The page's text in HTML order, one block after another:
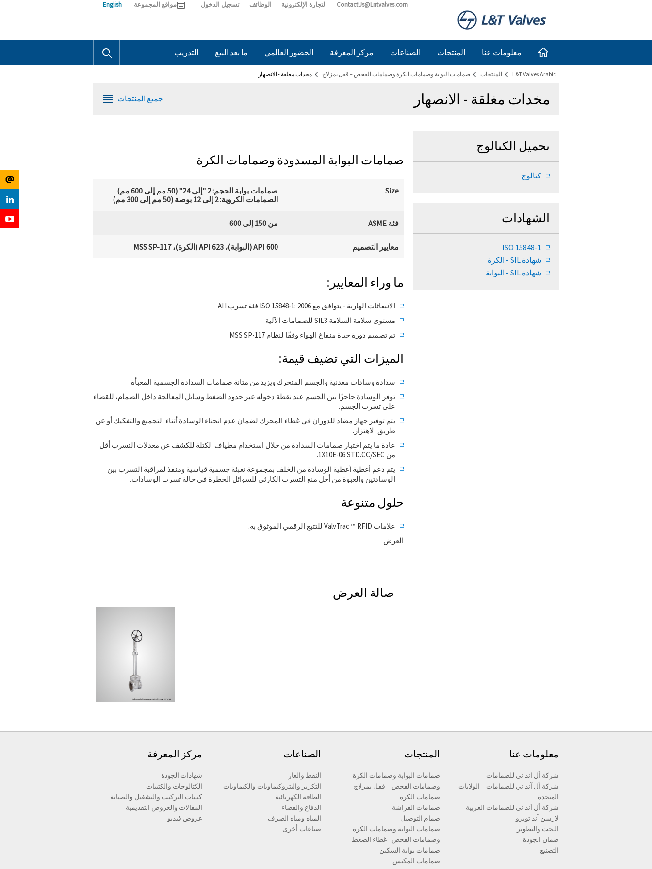
ContactUs@Lntvalves.com التجارة الإلكترونية الوظائف تسجيل الدخول مواقع المجموعة English
معلومات عنا المنتجات الصناعات مركز المعرفة الحضور العالمي ما بعد البيع التدريب
ContactUs@Lntvalves.com
التجارة
الوظائف
Login
L&T Valves Arabic المنتجات صمامات البوابة وصمامات الكرة وصمامات الفحص – قفل بمزلاج مخدات مغلقة - الانصهار
مخدات مغلقة - الانصهار جميع المنتجات
صمامات البوابة المسدودة وصمامات الكرة
Size
صمامات بوابة الحجم: 2 "إلى 24" (50 مم إلى 600 مم)
الصمامات الكروية: 2 إلى 12 بوصة (50 مم إلى 300 مم)
فئة ASME من 150 إلى 600
معايير التصميم API 600 (البوابة)، API 623 (الكرة)، MSS SP-117
ما وراء المعايير:
الانبعاثات الهاربة - يتوافق مع ISO 15848-1: 2006 فئة تسرب AH
مستوى سلامة السلامة SIL3 للصمامات الآلية
تم تصميم دورة حياة منفاخ الهواء وفقًا لنظام MSS SP-117
الميزات التي تضيف قيمة:
سدادة وسادات معدنية والجسم المتحرك ويزيد من متانة صمامات السدادة الجسمية المعبأة.
توفر الوسادة حاجزًا بين الجسم عند نقطة دخوله عبر حدود الضغط وسائل المعالجة داخل الصمام، للقضاء
على تسرب الجسم.
يتم توفير جهاز مضاد للدوران في غطاء المحرك لضمان عدم انحناء الوسادة أثناء التجميع والتفكيك أو عن
طريق الاهتزاز.
عادة ما يتم اختبار صمامات السدادة من خلال استخدام مطياف الكتلة للكشف عن معدلات التسرب أقل
من 1X10E-06 STD.CC/SEC.
يتم دعم أغطية أغطية الوسادة من الخلف بمجموعة تعبئة جسمية قياسية ومنفذ لمراقبة التسرب بين
الوسادتين والعبوة من أجل منع التسرب الكارثي للسوائل الخطرة في حالة تسرب الوسادات.
حلول متنوعة
علامات ValvTrac ™ RFID للتتبع الرقمي الموثوق به.
العرض
صالة العرض
تحميل الكتالوج
كتالوج
الشهادات
ISO 15848-1
شهادة SIL - الكرة
شهادة SIL - البوابة
معلومات عنا
شركة أل آند تي للصمامات
شركة أل آند تي للصمامات – الولايات
المتحدة
شركة أل آند تي للصمامات العربية
لارسن آند توبرو
البحث والتطوير
ضمان الجودة
التصنيع
المنتجات
صمامات البوابة وصمامات الكرة
وصمامات الفحص – قفل بمزلاج
صمامات الكرة
صمامات الفراشة
صمام التوصيل
صمامات البوابة وصمامات الكرة
وصمامات الفحص - غطاء الضغط
صمامات بوابة السكين
صمامات المكبس
الصناعات
النفط والغاز
التكرير والبتروكيماويات والكيماويات
الطاقة الكهربائية
الدفاع والفضاء
المياه ومياه الصرف
صناعات أخرى
مركز المعرفة
شهادات الجودة
الكتالوجات والكتيبات
كتيبات التركيب والتشغيل والصيانة
المقالات والعروض التقديمية
عروض فيديو